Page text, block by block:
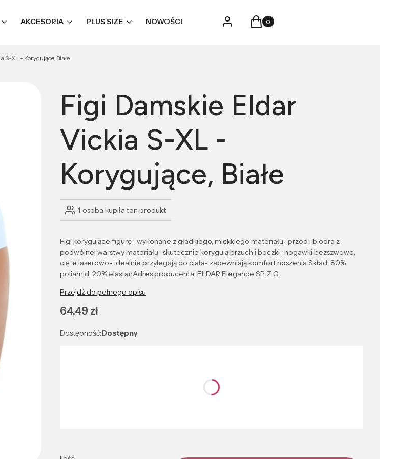
AKCESORIA PLUS SIZE NOWOŚCI Zaloguj sięProdukty w koszyku: 0. Zobacz
Koszyk
XL - Korygujące, Białe
Figi Damskie Eldar
Vickia S-XL -
Korygujące, Białe
1 osoba kupiła ten produkt
Figi korygujące figurę- wykonane z gładkiego, miękkiego materiału- przód i biodra z
podwójnej warstwy materiału- skutecznie korygują brzuch i boczki- nogawki bezszwowe,
cięte laserowo- idealnie przylegają do ciała- zapewniają komfort noszenia Skład: 80%
poliamid, 20% elastanAdres producenta: ELDAR Elegance SP. Z O.
Przejdź do pełnego opisu
Cena
64,49 zł
Dostępność:Dostępny